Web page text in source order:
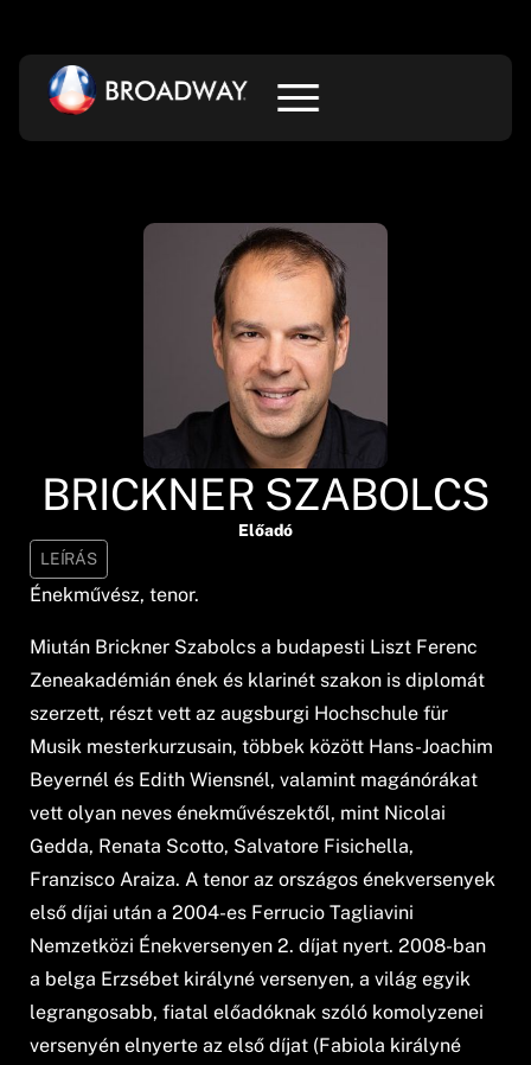
BRICKNER SZABOLCS
Előadó
LEÍRÁS
Énekművész, tenor.
Miután Brickner Szabolcs a budapesti Liszt Ferenc
Zeneakadémián ének és klarinét szakon is diplomát
szerzett, részt vett az augsburgi Hochschule für
Musik mesterkurzusain, többek között Hans-Joachim
Beyernél és Edith Wiensnél, valamint magánórákat
vett olyan neves énekművészektől, mint Nicolai
Gedda, Renata Scotto, Salvatore Fisichella,
Franzisco Araiza. A tenor az országos énekversenyek
első díjai után a 2004-es Ferrucio Tagliavini
Nemzetközi Énekversenyen 2. díjat nyert. 2008-ban
a belga Erzsébet királyné versenyen, a világ egyik
legrangosabb, fiatal előadóknak szóló komolyzenei
versenyén elnyerte az első díjat (Fabiola királyné